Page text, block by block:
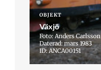
OBJEKT
Växjö
Foto: Anders Carlsson
Daterad: mars 1983
ID: ANCA00151